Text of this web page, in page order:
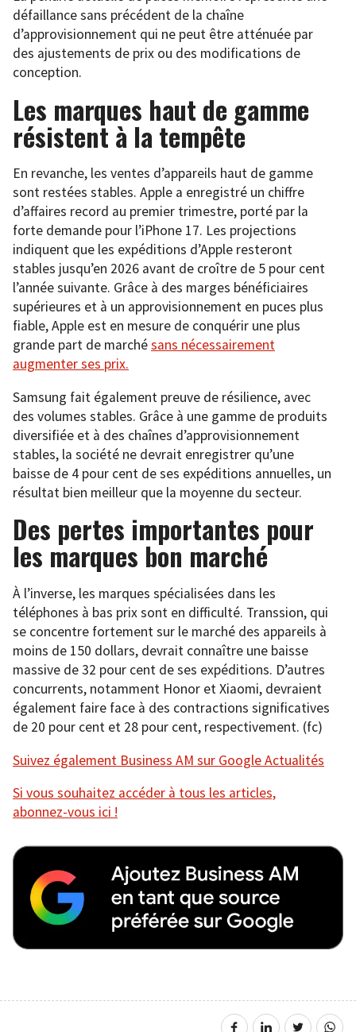
défaillance sans précédent de la chaîne
d’approvisionnement qui ne peut être atténuée par
des ajustements de prix ou des modifications de
conception.
Les marques haut de gamme
résistent à la tempête
En revanche, les ventes d’appareils haut de gamme
sont restées stables. Apple a enregistré un chiffre
d’affaires record au premier trimestre, porté par la
forte demande pour l’iPhone 17. Les projections
indiquent que les expéditions d’Apple resteront
stables jusqu’en 2026 avant de croître de 5 pour cent
l’année suivante. Grâce à des marges bénéficiaires
supérieures et à un approvisionnement en puces plus
fiable, Apple est en mesure de conquérir une plus
grande part de marchésans nécessairement
augmenter ses prix.
Samsung fait également preuve de résilience, avec
des volumes stables. Grâce à une gamme de produits
diversifiée et à des chaînes d’approvisionnement
stables, la société ne devrait enregistrer qu’une
baisse de 4 pour cent de ses expéditions annuelles, un
résultat bien meilleur que la moyenne du secteur.
Des pertes importantes pour
les marques bon marché
À l’inverse, les marques spécialisées dans les
téléphones à bas prix sont en difficulté. Transsion, qui
se concentre fortement sur le marché des appareils à
moins de 150 dollars, devrait connaître une baisse
massive de 32 pour cent de ses expéditions. D’autres
concurrents, notamment Honor et Xiaomi, devraient
également faire face à des contractions significatives
de 20 pour cent et 28 pour cent, respectivement. (fc)
Suivez également Business AM sur Google Actualités
Si vous souhaitez accéder à tous les articles,
abonnez-vous ici !